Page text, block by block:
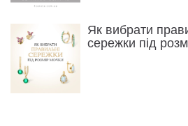
Як вибрати
сережки під